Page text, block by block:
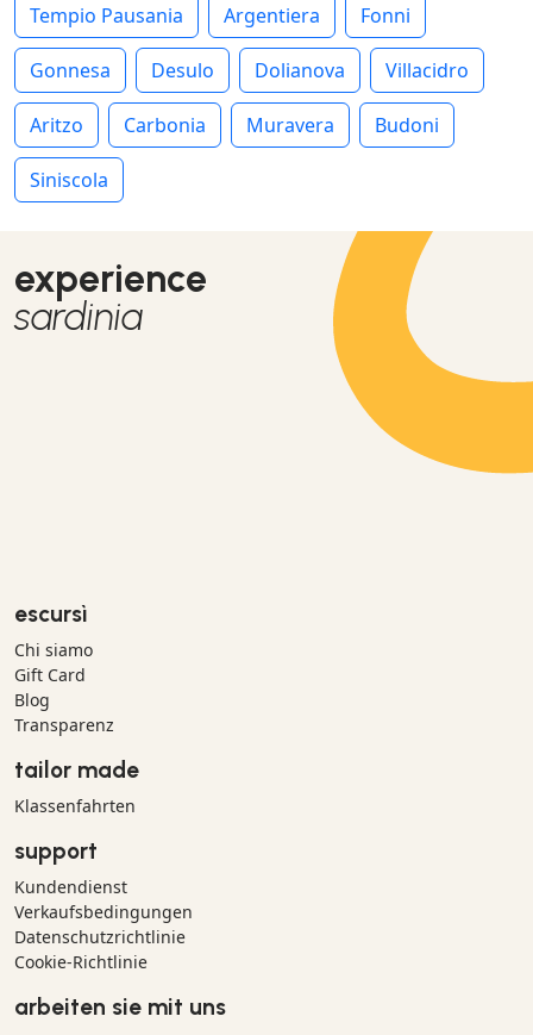
Tempio Pausania Argentiera Fonni
Gonnesa Desulo Dolianova Villacidro
Aritzo Carbonia Muravera Budoni
Siniscola
experience
sardinia
escursì
Chi siamo
Gift Card
Blog
Transparenz
tailor made
Klassenfahrten
support
Kundendienst
Verkaufsbedingungen
Datenschutzrichtlinie
Cookie-Richtlinie
arbeiten sie mit uns